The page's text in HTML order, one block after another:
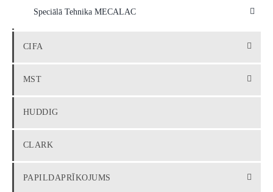
Speciālā Tehnika MECALAC
CIFA
MST
HUDDIG
CLARK
PAPILDAPRĪKOJUMS